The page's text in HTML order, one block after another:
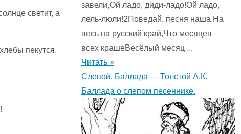
светит, а
пекутся.
завели,Ой ладо, диди-ладо!Ой ладо,
лель-люли!2Поведай, песня наша,На
весь на русский край,Что месяцев
всех крашеВесёлый месяц ...
Читать »
Слепой. Баллада — Толстой А.К.
Баллада о слепом песеннике.